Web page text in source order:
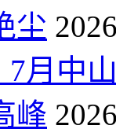
尘
7月中
峰